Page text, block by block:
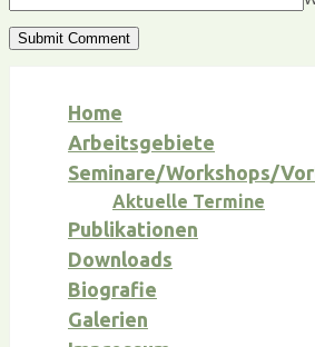
Home
Arbeitsgebiete
Seminare/Workshops/
Aktuelle Termine
Publikationen
Downloads
Biografie
Galerien